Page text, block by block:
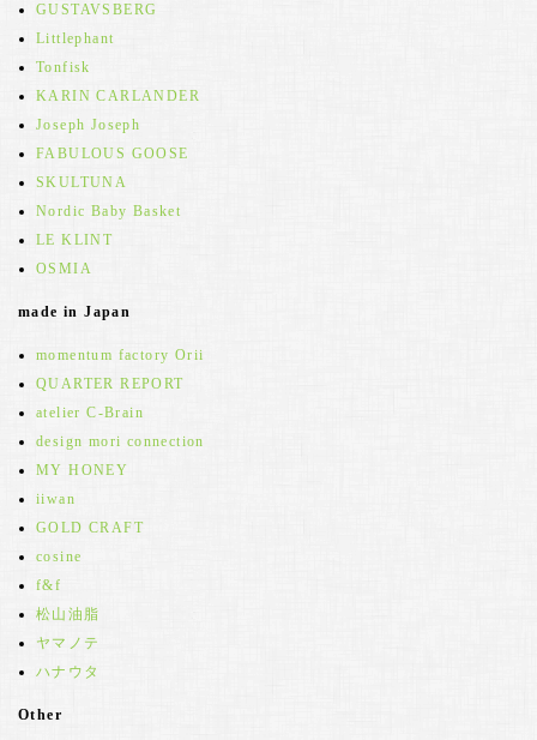
GUSTAVSBERG
Littlephant
Tonfisk
KARIN CARLANDER
Joseph Joseph
FABULOUS GOOSE
SKULTUNA
Nordic Baby Basket
LE KLINT
OSMIA
made in Japan
momentum factory Orii
QUARTER REPORT
atelier C-Brain
design mori connection
MY HONEY
iiwan
GOLD CRAFT
cosine
f&f
松山油脂
ヤマノテ
ハナウタ
Other